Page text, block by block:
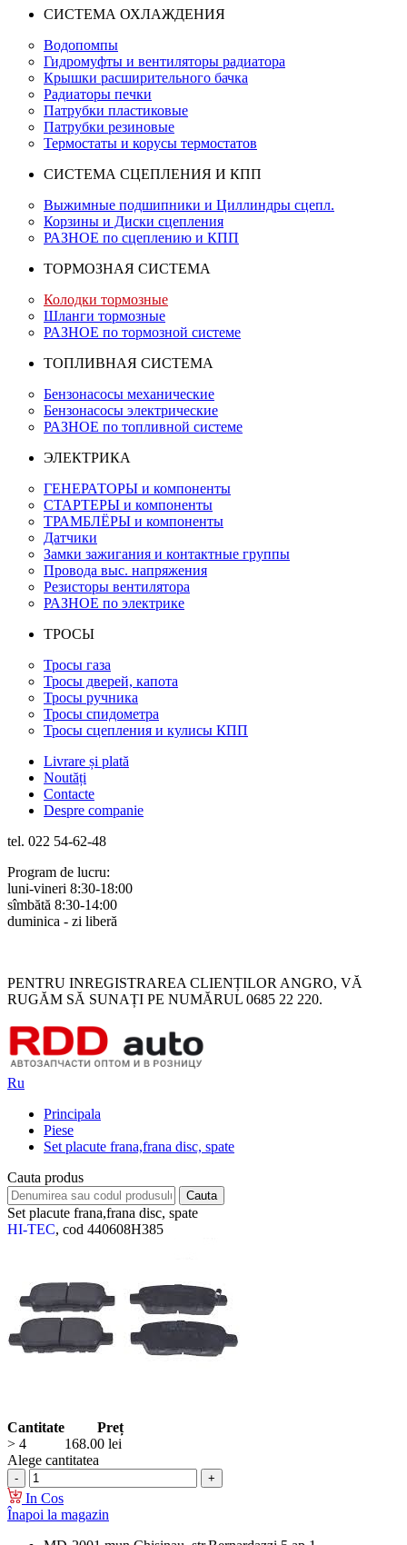
СИСТЕМА ОХЛАЖДЕНИЯ
Водопомпы
Гидромуфты и вентиляторы радиатора
Крышки расширительного бачка
Радиаторы печки
Патрубки пластиковые
Патрубки резиновые
Термостаты и корусы термостатов
СИСТЕМА СЦЕПЛЕНИЯ И КПП
Выжимные подшипники и Циллиндры сцепл.
Корзины и Диски сцепления
РАЗНОЕ по сцеплению и КПП
ТОРМОЗНАЯ СИСТЕМА
Колодки тормозные
Шланги тормозные
РАЗНОЕ по тормозной системе
ТОПЛИВНАЯ СИСТЕМА
Бензонасосы механические
Бензонасосы электрические
РАЗНОЕ по топливной системе
ЭЛЕКТРИКА
ГЕНЕРАТОРЫ и компоненты
СТАРТЕРЫ и компоненты
ТРАМБЛЁРЫ и компоненты
Датчики
Замки зажигания и контактные группы
Провода выс. напряжения
Резисторы вентилятора
РАЗНОЕ по электрике
ТРОСЫ
Тросы газа
Тросы дверей, капота
Тросы ручника
Тросы спидометра
Тросы сцепления и кулисы КПП
Livrare și plată
Noutăți
Contacte
Despre companie
tel. 022 54-62-48
Program de lucru:
luni-vineri 8:30-18:00
sîmbătă 8:30-14:00
duminica - zi liberă
PENTRU INREGISTRAREA CLIENȚILOR ANGRO, VĂ
RUGĂM SĂ SUNAȚI PE NUMĂRUL 0685 22 220.
Ru
Principala
Piese
Set placute frana,frana disc, spate
Cauta produs
Set placute frana,frana disc, spate
HI-TEC, cod 440608H385
Cantitate
Preț
> 4
168.00 lei
Alege cantitatea
In Cos
Înapoi la magazin